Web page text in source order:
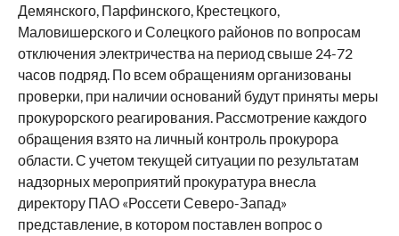
Демянского, Парфинского, Крестецкого,
Маловишерского и Солецкого районов по вопросам
отключения электричества на период свыше 24-72
часов подряд. По всем обращениям организованы
проверки, при наличии оснований будут приняты меры
прокурорского реагирования. Рассмотрение каждого
обращения взято на личный контроль прокурора
области. С учетом текущей ситуации по результатам
надзорных мероприятий прокуратура внесла
директору ПАО «Россети Северо-Запад»
представление, в котором поставлен вопрос о